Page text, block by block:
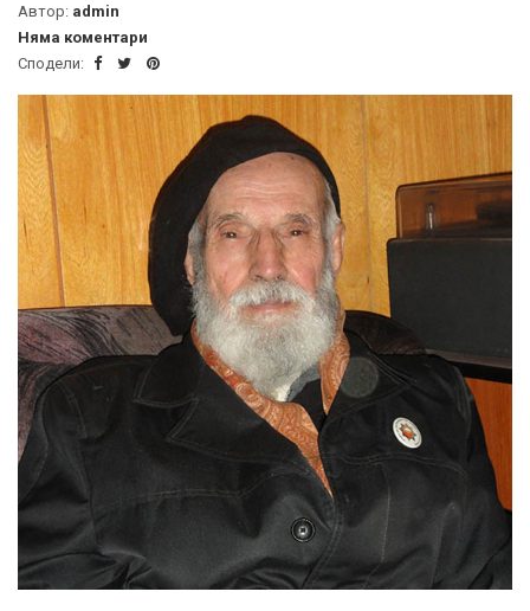
Автор: admin
Няма коментари
Сподели: